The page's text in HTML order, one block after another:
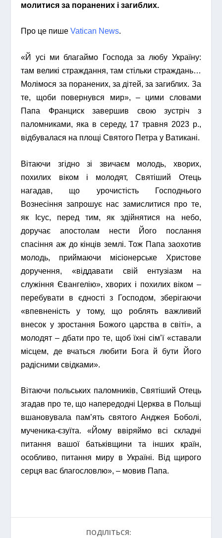
молитися за поранених і загиблих.
Про це пишеVatican News.
«Й усі ми благаймо Господа за любу Україну:
там великі страждання, там стільки страждань…
Молімося за поранених, за дітей, за загиблих. За
те, щоби повернувся мир», – цими словами
Папа Франциск завершив свою зустріч з
паломниками, яка в середу, 17 травня 2023 р.,
відбувалася на площі Святого Петра у Ватикані.
Вітаючи згідно зі звичаєм молодь, хворих,
похилих віком і молодят, Святіший Отець
нагадав, що урочистість Господнього
Вознесіння запрошує нас замислитися про те,
як Ісус, перед тим, як здійнятися на небо,
доручає апостолам нести Його послання
спасіння аж до кінців землі. Тож Папа заохотив
молодь, приймаючи місіонерське Христове
доручення, «віддавати свій ентузіазм на
служіння Євангелію», хворих і похилих віком –
перебувати в єдності з Господом, зберігаючи
«впевненість у тому, що роблять важливий
внесок у зростання Божого царства в світі», а
молодят – дбати про те, щоб їхні сім’ї «ставали
місцем, де вчаться любити Бога й бути Його
радісними свідками».
Вітаючи польських паломників, Святіший Отець
згадав про те, що напередодні Церква в Польщі
вшановувала пам’ять святого Анджея Боболі,
мученика-єзуїта. «Йому ввіряймо всі складні
питання вашої батьківщини та інших країн,
особливо, питання миру в Україні. Від щирого
серця вас благословлю», – мовив Папа.
ПОДІЛІТЬСЯ: